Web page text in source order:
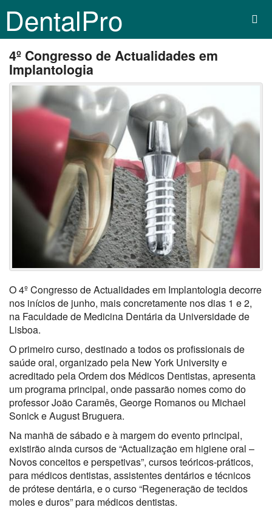
DentalPro
4º Congresso de Actualidades em
Implantologia
O 4º Congresso de Actualidades em Implantologia decorre
nos inícios de junho, mais concretamente nos dias 1 e 2,
na Faculdade de Medicina Dentária da Universidade de
Lisboa.
O primeiro curso, destinado a todos os profissionais de
saúde oral, organizado pela New York University e
acreditado pela Ordem dos Médicos Dentistas, apresenta
um programa principal, onde passarão nomes como do
professor João Caramês, George Romanos ou Michael
Sonick e August Bruguera.
Na manhã de sábado e à margem do evento principal,
existirão ainda cursos de “Actualização em higiene oral –
Novos conceitos e perspetivas”, cursos teóricos-práticos,
para médicos dentistas, assistentes dentários e técnicos
de prótese dentária, e o curso “Regeneração de tecidos
moles e duros” para médicos dentistas.